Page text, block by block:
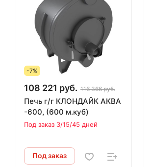
-7%
108 221 руб. 116 366 руб.
Печь г/г КЛОНДАЙК АКВА
-600, (600 м.куб)
Под заказ 3/15/45 дней
Под заказ